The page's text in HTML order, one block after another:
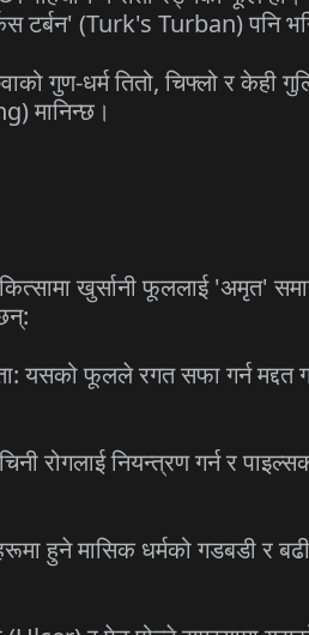
टर्बन' (Turk's Turban) पनि
गुण-धर्म तितो, चिफ्लो र केही
मानिन्छ।
खुर्सानी फूललाई 'अमृत'
यसको फूलले रगत सफा गर्न मद्दत
रोगलाई नियन्त्रण गर्न र
हुने मासिक धर्मको गडबडी र